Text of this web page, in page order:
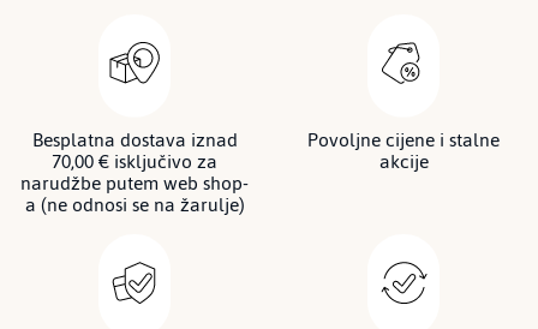
Besplatna dostava iznad
70,00 € isključivo za
narudžbe putem web shop-
a (ne odnosi se na žarulje)
Povoljne cijene i stalne
akcije